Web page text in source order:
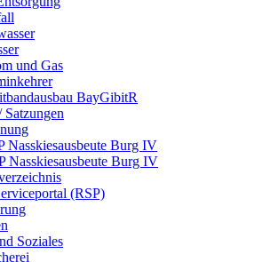
und Gas
BayGibitR
Satzungen
Nasskiesausbeute Burg IV
Nasskiesausbeute Burg IV
(RSP)
Soziales